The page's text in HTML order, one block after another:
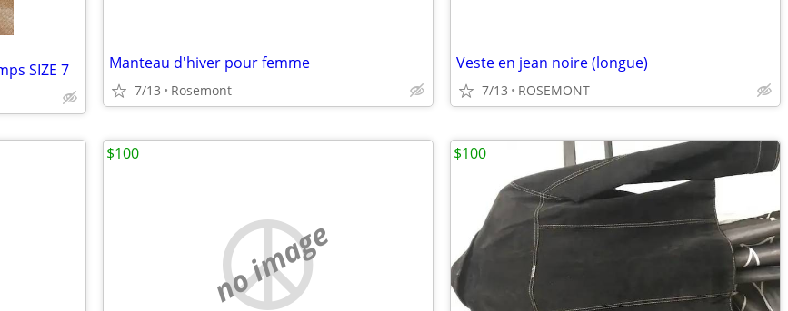
SIZE 7 Manteau d'hiver pour femme
7/13 Rosemont
Veste en jean noire (longue)
7/13 ROSEMONT
no image
$100 $100